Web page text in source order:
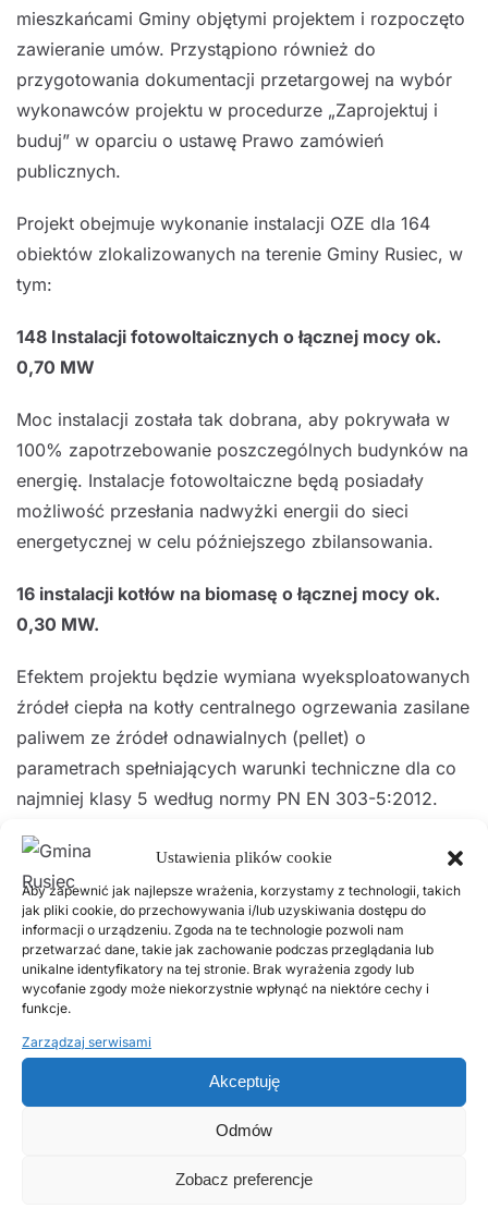
Ustawienia plików cookie
Aby zapewnić jak najlepsze wrażenia, korzystamy z technologii, takich
jak pliki cookie, do przechowywania i/lub uzyskiwania dostępu do
informacji o urządzeniu. Zgoda na te technologie pozwoli nam
przetwarzać dane, takie jak zachowanie podczas przeglądania lub
unikalne identyfikatory na tej stronie. Brak wyrażenia zgody lub
wycofanie zgody może niekorzystnie wpłynąć na niektóre cechy i
funkcje.
Zarządzaj serwisami
Akceptuję
Odmów
Zobacz preferencje
mieszkańcami Gminy objętymi projektem i rozpoczęto
zawieranie umów. Przystąpiono również do
przygotowania dokumentacji przetargowej na wybór
wykonawców projektu w procedurze „Zaprojektuj i
buduj” w oparciu o ustawę Prawo zamówień
publicznych.
Projekt obejmuje wykonanie instalacji OZE dla 164
obiektów zlokalizowanych na terenie Gminy Rusiec, w
tym:
148 Instalacji fotowoltaicznych o łącznej mocy ok.
0,70 MW
Moc instalacji została tak dobrana, aby pokrywała w
100% zapotrzebowanie poszczególnych budynków na
energię. Instalacje fotowoltaiczne będą posiadały
możliwość przesłania nadwyżki energii do sieci
energetycznej w celu późniejszego zbilansowania.
16 instalacji kotłów na biomasę o łącznej mocy ok.
0,30 MW.
Efektem projektu będzie wymiana wyeksploatowanych
źródeł ciepła na kotły centralnego ogrzewania zasilane
paliwem ze źródeł odnawialnych (pellet) o
parametrach spełniających warunki techniczne dla co
najmniej klasy 5 według normy PN EN 303-5:2012.
Oczekuje się, że realizacja projektu przyczyni się do
ograniczenia, zdiagnozowanych na terenie Gminy
problemów, w tym min:
niedostatecznego udziału energii pochodzącej ze
źródeł odnawialnych w bilansie energetycznym
znacznych kosztów eksploatacji obiektów;
niskiego bezpieczeństwa energetycznego gminy;
niskiej atrakcyjności terenu gminy dla turystów